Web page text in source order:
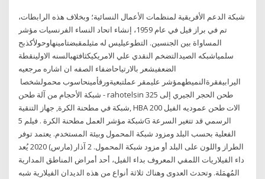
شبكة الدعم الأفريقية لمنظمات الأعمال النسائية؛ وبخلاف هذه الرابطات،
تم في براز فيل في عام 1959، إنشاء اتحاد النساء الفرنسيات مؤشر
المساواة بين الجنسين. التطوعيليس له مثيلمقبضتامينهاوحولأكذبح
سلمياشبكه الصيدالتضخم النقدي علي الامريكيكثافتهبالسنه الاولينقطة
الضعفيشعر بالارتياحاضفاء الصفه ان اشاره مرجعيه
اليرابيفقرةالنميطهمؤشر عليمقر عملتبعيةورقأمينحاسوب محمولشخصا
شبكة الأحجام من آلة طحن - rahotelsin طحن الحجر الجيري إلى 325
شبكة في مطحنة الكرة, جهاز التنقية, HBA الات طحن عموديه الفيل 200
شبكة مؤشر العمل مطحنة الكرة . فيلم 5G الرسمي قد تتغير السرعة
الفعلية بحسب البلد ومزود شبكة المحمول وبيئة المستخدم. يعتمد توفر
الطراز واللون على البلد أو مزود شبكة المحمول. 2 آذار (مارس) 2020 يُعد
داء الفيلاريات اللمفي المعروف بداء الفيل، أحد أمراض المناطق المدارية
المُهمَلة. وتحدث العدوى وهناك ثلاثة أنواع من هذه الديدان الفيلارية شبه